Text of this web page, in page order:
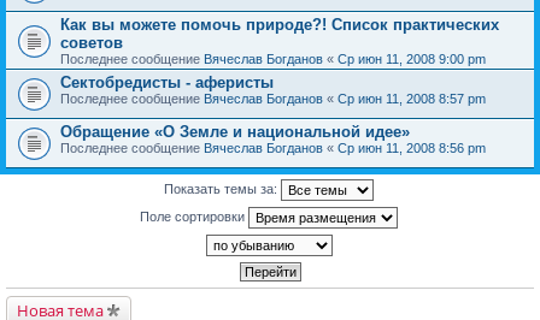
Как вы можете помочь природе?! Список практических
советов
Последнее сообщение Вячеслав Богданов « Ср июн 11, 2008 9:00 pm
Сектобредисты - аферисты
Последнее сообщение Вячеслав Богданов « Ср июн 11, 2008 8:57 pm
Обращение «О Земле и национальной идее»
Последнее сообщение Вячеслав Богданов « Ср июн 11, 2008 8:56 pm
Показать темы за:
Поле сортировки
Новая тема